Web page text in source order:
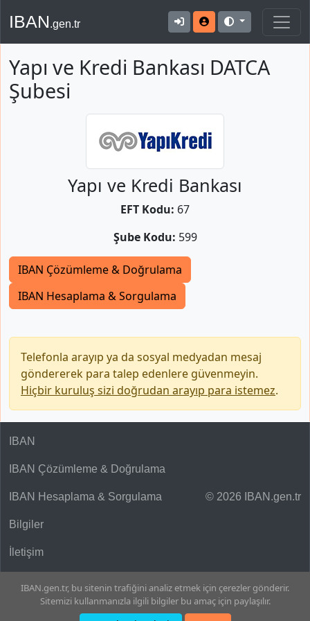
IBAN.gen.tr
Yapı ve Kredi Bankası DATCA
Şubesi
Yapı ve Kredi Bankası
EFT Kodu: 67
Şube Kodu: 599
IBAN Çözümleme & Doğrulama
IBAN Hesaplama & Sorgulama
Telefonla arayıp ya da sosyal medyadan mesaj
göndererek para talep edenlere güvenmeyin.
Hiçbir kuruluş sizi doğrudan arayıp para istemez.
© 2026 IBAN.gen.tr
IBAN
IBAN Çözümleme & Doğrulama
IBAN Hesaplama & Sorgulama
Bilgiler
İletişim
IBAN.gen.tr, bu sitenin trafiğini analiz etmek için çerezler gönderir.
Sitemizi kullanmanızla ilgili bilgiler bu amaç için paylaşılır.